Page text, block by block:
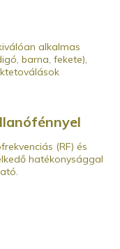
alkalmas
barna, fekete),
(RF) és
hatékonysággal